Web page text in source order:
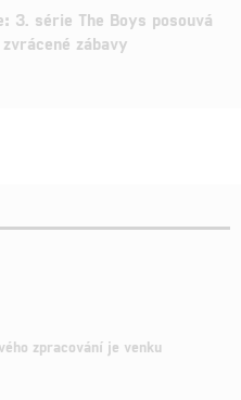
3. série The Boys posouvá
zábavy
zpracování je venku